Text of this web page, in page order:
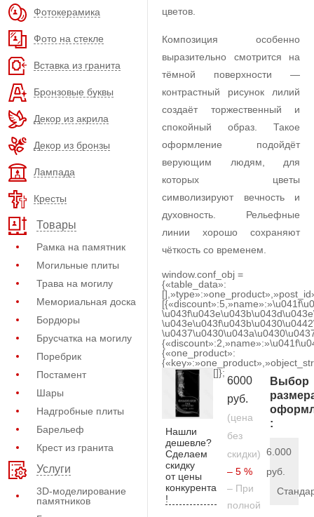
Фотокерамика
Фото на стекле
Вставка из гранита
Бронзовые буквы
Декор из акрила
Декор из бронзы
Лампада
Кресты
Товары
Рамка на памятник
Могильные плиты
Трава на могилу
Мемориальная доска
Бордюры
Брусчатка на могилу
Поребрик
Постамент
Шары
Надгробные плиты
Барельеф
Крест из гранита
Услуги
3D-моделирование
памятников
цветов.
Композиция особенно
выразительно смотрится на
тёмной поверхности —
контрастный рисунок лилий
создаёт торжественный и
спокойный образ. Такое
оформление подойдёт
верующим людям, для
которых цветы
символизируют вечность и
духовность. Рельефные
линии хорошо сохраняют
чёткость со временем.
window.conf_obj =
{«table_data»:
{«one_product»:
[]};
Нашли
дешевле?
Сделаем
скидку
от цены
конкурента
!
6000
руб.
(цена
без
скидки)
– 5 %
– При
полной
Выбор
:
6.000
руб.